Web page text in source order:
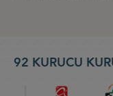
92 KURUCU